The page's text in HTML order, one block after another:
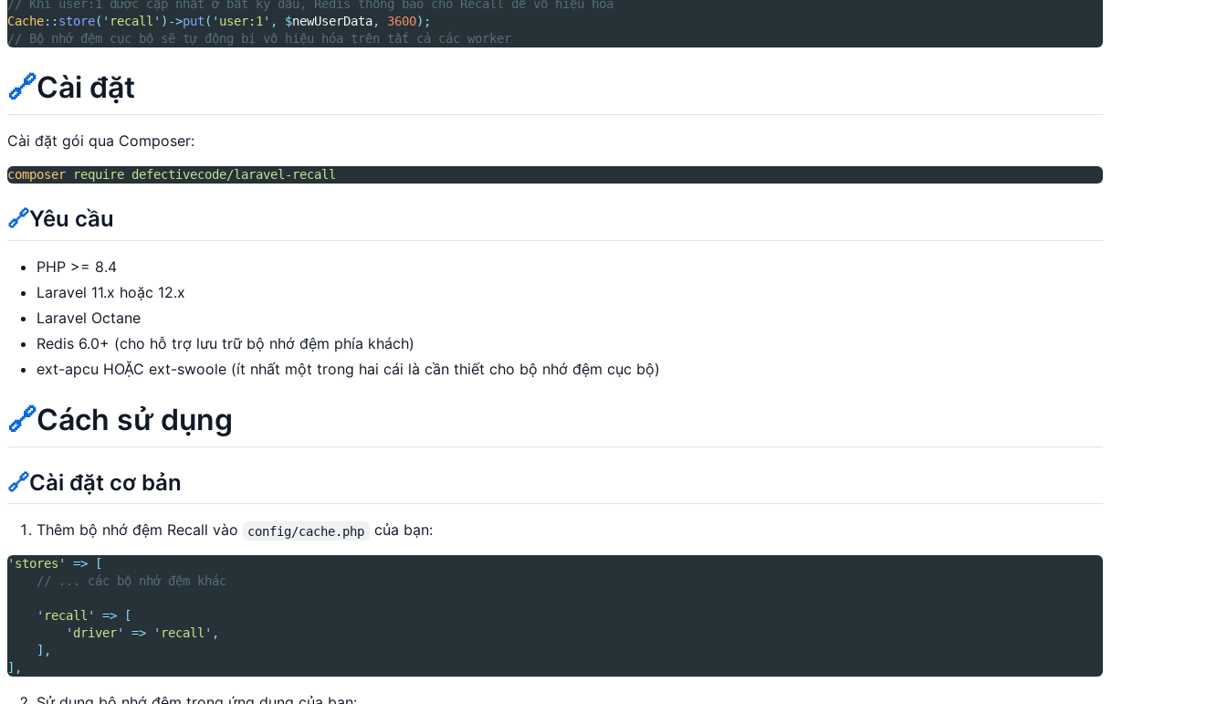
// Khi user:1 được cập nhật ở bất kỳ đâu, Redis thông báo cho Recall để vô hiệu hóa
Cache:: store( ' recall ' )->put ( ' user:1 ' , $newUserData, 3600);
// Bộ nhớ đệm cục bộ sẽ tự động bị vô hiệu hóa trên tất cả các worker
🔗Cài đặt
Cài đặt gói qua Composer:
composer require defectivecode/laravel-recall
🔗Yêu cầu
PHP >= 8.4
Laravel 11.x hoặc 12.x
Laravel Octane
Redis 6.0+ (cho hỗ trợ lưu trữ bộ nhớ đệm phía khách)
ext-apcu HOẶC ext-swoole (ít nhất một trong hai cái là cần thiết cho bộ nhớ đệm cục bộ)
🔗Cách sử dụng
🔗Cài đặt cơ bản
Thêm bộ nhớ đệm Recall vào config/cache.php của bạn:
' stores ' =>
[
// ... các bộ nhớ đệm khác
' recall ' =>
[
' driver' => ' recall ' ,
],
],